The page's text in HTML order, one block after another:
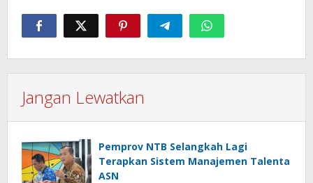
Jangan Lewatkan
Pemprov NTB Selangkah Lagi
Terapkan Sistem Manajemen Talenta
ASN